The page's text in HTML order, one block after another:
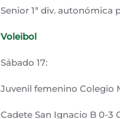
Senior 1ª div. autonómica
Voleibol
Sábado 17:
Juvenil femenino Colegio
Cadete San Ignacio B 0-3